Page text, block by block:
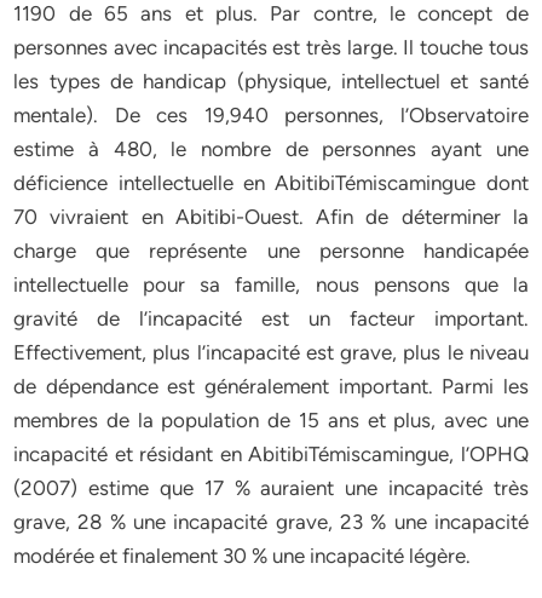
1190 de 65 ans et plus. Par contre, le concept de
personnes avec incapacités est très large. Il touche tous
les types de handicap (physique, intellectuel et santé
mentale). De ces 19,940 personnes, l’Observatoire
estime à 480, le nombre de personnes ayant une
déficience intellectuelle en AbitibiTémiscamingue dont
70 vivraient en Abitibi-Ouest. Afin de déterminer la
charge que représente une personne handicapée
intellectuelle pour sa famille, nous pensons que la
gravité de l’incapacité est un facteur important.
Effectivement, plus l’incapacité est grave, plus le niveau
de dépendance est généralement important. Parmi les
membres de la population de 15 ans et plus, avec une
incapacité et résidant en AbitibiTémiscamingue, l’OPHQ
(2007) estime que 17 % auraient une incapacité très
grave, 28 % une incapacité grave, 23 % une incapacité
modérée et finalement 30 % une incapacité légère.